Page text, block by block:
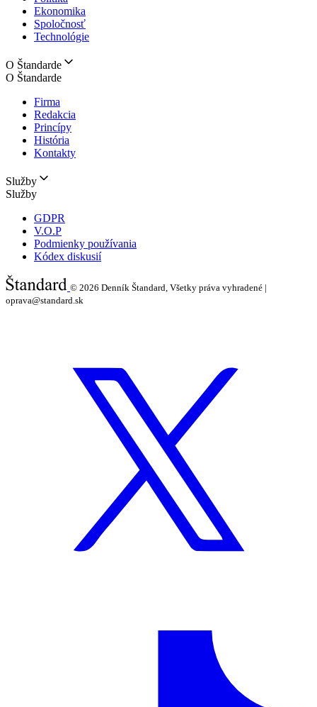
Ekonomika
Spoločnosť
Technológie
O Štandarde
O Štandarde
Firma
Redakcia
Princípy
História
Kontakty
Služby
Služby
GDPR
V.O.P
Podmienky používania
Kódex diskusií
© 2026 Denník Štandard, Všetky práva vyhradené |
oprava@standard.sk